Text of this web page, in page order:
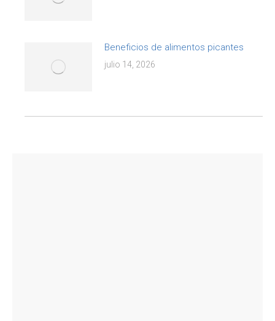
Beneficios de alimentos picantes
julio 14, 2026